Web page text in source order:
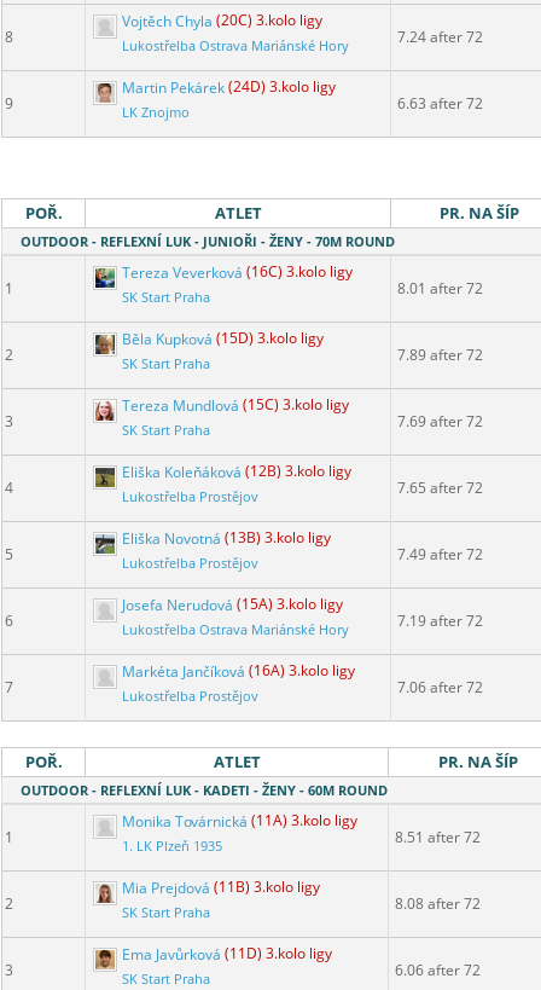
8
Vojtěch Chyla (20C) 3.kolo ligy
Lukostřelba Ostrava Mariánské Hory 7.24 after 72
9
Martin Pekárek(24D) 3.kolo ligy
LK Znojmo 6.63 after 72
POŘ. ATLET PR. NA ŠÍP
OUTDOOR - REFLEXNÍ LUK - JUNIOŘI - ŽENY - 70M ROUND
1
Tereza Veverková (16C) 3.kolo ligy
SK Start Praha 8.01 after 72
2
Běla Kupková (15D) 3.kolo ligy
SK Start Praha 7.89 after 72
3
Tereza Mundlová (15C) 3.kolo ligy
SK Start Praha 7.69 after 72
4
Eliška Koleňáková (12B) 3.kolo ligy
Lukostřelba Prostějov 7.65 after 72
5
Eliška Novotná (13B) 3.kolo ligy
Lukostřelba Prostějov 7.49 after 72
6
Josefa Nerudová (15A) 3.kolo ligy
Lukostřelba Ostrava Mariánské Hory 7.19 after 72
7
Markéta Jančíková (16A) 3.kolo ligy
Lukostřelba Prostějov 7.06 after 72
POŘ. ATLET PR. NA ŠÍP
OUTDOOR - REFLEXNÍ LUK - KADETI - ŽENY - 60M ROUND
1
Monika Továrnická (11A) 3.kolo ligy
1. LK Plzeň 1935 8.51 after 72
2
Mia Prejdová (11B) 3.kolo ligy
SK Start Praha 8.08 after 72
3
Ema Javůrková (11D) 3.kolo ligy
SK Start Praha 6.06 after 72